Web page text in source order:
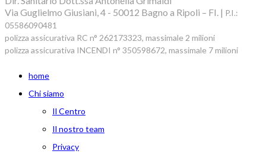
Via Guglielmo Giusiani, 4 - 50012 Bagno a Ripoli – FI. | P.I.:
05586090481
polizza assicurativa RC n° 262173323, massimale 2 milioni
polizza assicurativa INCENDI n° 350598672, massimale 7 milioni
home
Chi siamo
Il Centro
Il nostro team
Privacy